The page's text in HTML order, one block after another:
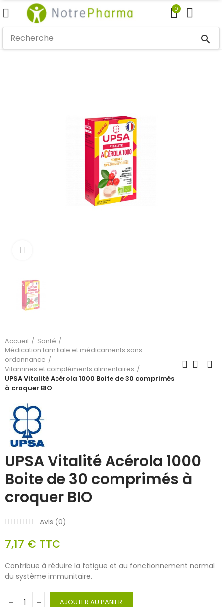
0
search
Accueil
Santé
Médication familiale et médicaments sans
ordonnance
Vitamines et compléments alimentaires
UPSA Vitalité Acérola 1000 Boite de 30 comprimés
à croquer BIO
UPSA Vitalité Acérola 1000
Boite de 30 comprimés à
croquer BIO
Avis (0)
7,17 € TTC
Contribue à réduire la fatigue et au fonctionnement normal
du système immunitaire.
AJOUTER AU PANIER